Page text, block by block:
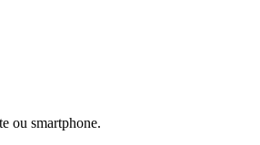
ou smartphone.